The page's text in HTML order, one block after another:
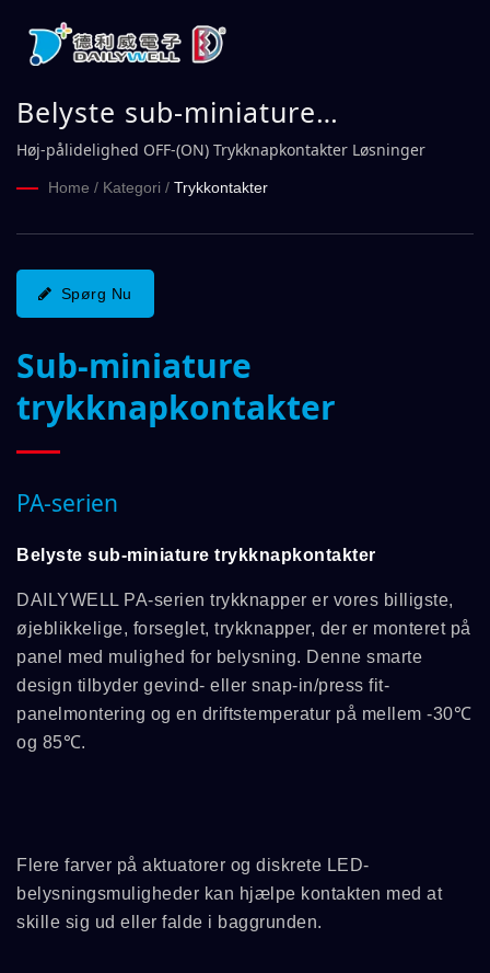
Belyste sub-miniature
trykknapkontakter PA-serien |
DAILYWELL
Høj-pålidelighed OFF-(ON) Trykknapkontakter Løsninger
Home / Kategori / Trykkontakter
Spørg Nu
Sub-miniature
trykknapkontakter
PA-serien
Belyste sub-miniature trykknapkontakter
DAILYWELL PA-serien trykknapper er vores billigste,
øjeblikkelige, forseglet, trykknapper, der er monteret på
panel med mulighed for belysning. Denne smarte
design tilbyder gevind- eller snap-in/press fit-
panelmontering og en driftstemperatur på mellem -30℃
og 85℃.
Flere farver på aktuatorer og diskrete LED-
belysningsmuligheder kan hjælpe kontakten med at
skille sig ud eller falde i baggrunden.